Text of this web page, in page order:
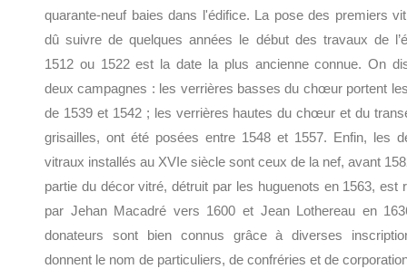
quarante-neuf baies dans l'édifice. La pose des premiers
dû suivre de quelques années le début des travaux de
1512 ou 1522 est la date la plus ancienne connue. On
deux campagnes : les verrières basses du chœur portent
de 1539 et 1542 ; les verrières hautes du chœur et du
grisailles, ont été posées entre 1548 et 1557. Enfin, les
vitraux installés au XVIe siècle sont ceux de la nef, avant
partie du décor vitré, détruit par les huguenots en 1563, est
par Jehan Macadré vers 1600 et Jean Lothereau en
donateurs sont bien connus grâce à diverses
donnent le nom de particuliers, de confréries et de